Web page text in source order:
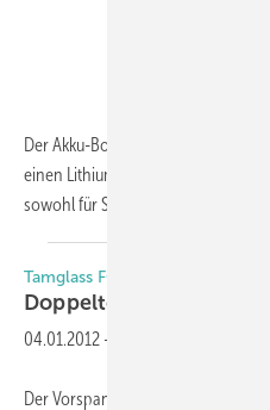
Der Akku-Bohrschrauber BS 10-A
einen Lithium-Ionen-Akku mit 1,3
sowohl für Schraub- als auch
Tamglass FC500
Doppelter
04.01.2012 -
Der Vorspannofen Tamglass